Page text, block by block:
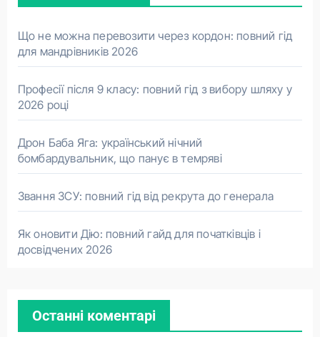
Що не можна перевозити через кордон: повний гід
для мандрівників 2026
Професії після 9 класу: повний гід з вибору шляху у
2026 році
Дрон Баба Яга: український нічний
бомбардувальник, що панує в темряві
Звання ЗСУ: повний гід від рекрута до генерала
Як оновити Дію: повний гайд для початківців і
досвідчених 2026
Останні коментарі